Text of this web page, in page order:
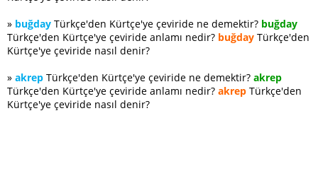
» buğday Türkçe'den Kürtçe'ye çeviride ne demektir? buğday
Türkçe'den Kürtçe'ye çeviride anlamı nedir? buğday Türkçe'den
Kürtçe'ye çeviride nasıl denir?
» akrep Türkçe'den Kürtçe'ye çeviride ne demektir? akrep
Türkçe'den Kürtçe'ye çeviride anlamı nedir? akrep Türkçe'den
Kürtçe'ye çeviride nasıl denir?